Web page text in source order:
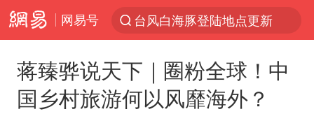
网易号
台风白海豚登陆地点更新
台风白海豚进入48小时警戒线
蒋臻骅说天下｜圈粉全球！中
国乡村旅游何以风靡海外？